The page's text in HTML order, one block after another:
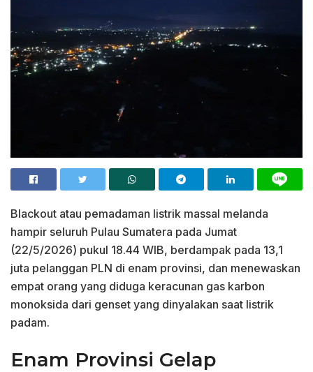
Blackout atau pemadaman listrik massal melanda
hampir seluruh Pulau Sumatera pada Jumat
(22/5/2026) pukul 18.44 WIB, berdampak pada 13,1
juta pelanggan PLN di enam provinsi, dan menewaskan
empat orang yang diduga keracunan gas karbon
monoksida dari genset yang dinyalakan saat listrik
padam.
Enam Provinsi Gelap